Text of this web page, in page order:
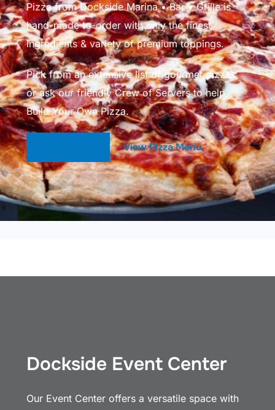
Pizza from Dockside Marina • Bar • Grille is
hand-made to-order with only the finest
ingredients & variety of premium toppings.
Pick from an extensive list of gourmet pizzas,
or ask our friendly Crew of Servers to help
Build Your Own Pizza.
View Pizza Menu
Dockside Event Center
Our Event Center offers a versatile space with